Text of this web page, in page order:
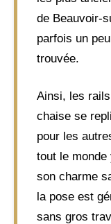
de Beauvoir-
parfois un
trouvée.
Ainsi, les
chaise se
pour les
tout le
son charme
la pose est
sans gros